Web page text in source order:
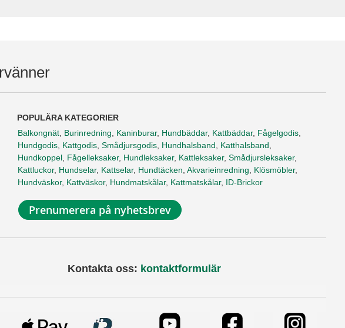
POPULÄRA KATEGORIER
Balkongnät Burinredning Kaninburar, Hundbäddar, Kattbäddar, Fågelgodis
Hundgodis Kattgodis Smådjursgodis Hundhalsband Katthalsband
Hundkoppel Fågelleksaker, Hundleksaker, Kattleksaker, Smådjursleksaker,
Kattluckor, Hundselar, Kattselar, Hundtäcken Akvarieinredning Klösmöbler,
Hundväskor, Kattväskor, Hundmatskålar, Kattmatskålar, ID-Brickor
Prenumerera på nyhetsbrev
Kontakta oss: kontaktformulär